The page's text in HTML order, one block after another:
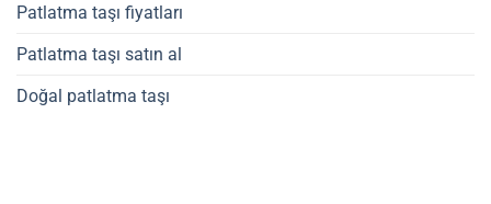
Patlatma taşı fiyatları
Patlatma taşı satın al
Doğal patlatma taşı